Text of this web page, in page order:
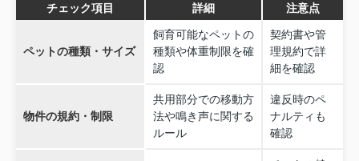
チェック項目 詳細 注意点
ペットの種類・サイズ
飼育可能なペットの
種類や体重制限を確
認
契約書や管
理規約で詳
細を確認
物件の規約・制限
共用部分での移動方
法や鳴き声に関する
ルール
違反時のペ
ナルティも
確認